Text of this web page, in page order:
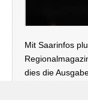
Mit Saarinfos
dies die